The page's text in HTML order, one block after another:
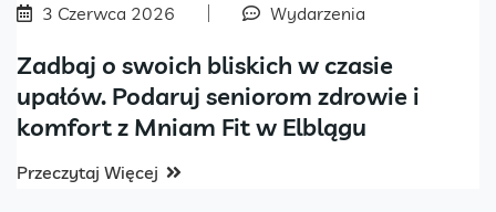
3 Czerwca 2026 Wydarzenia
Zadbaj o swoich bliskich w czasie
upałów. Podaruj seniorom zdrowie i
komfort z Mniam Fit w Elblągu
Przeczytaj Więcej